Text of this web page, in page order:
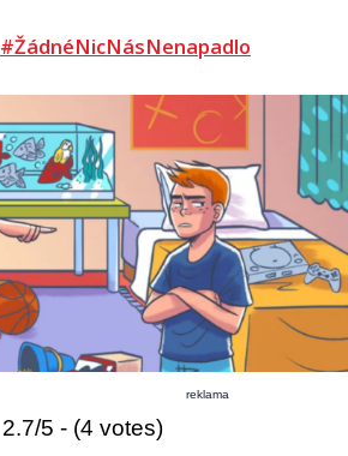
#ŽádnéNicNásNenapadlo
reklama
2.7/5 - (4 votes)